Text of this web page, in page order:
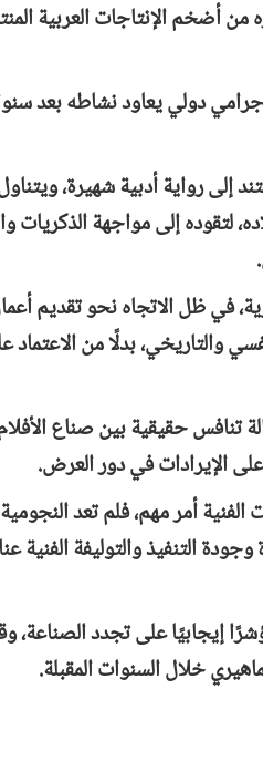
من أضخم الإنتاجات العربية
دولي يعاود نشاطه بعد
إلى رواية أدبية شهيرة،
إلى مواجهة الذكريات
في ظل الاتجاه نحو تقديم
والتاريخي، بدلًا من الاعتماد
تنافس حقيقية بين صناع
الإيرادات في دور العرض.
الفنية أمر مهم، فلم تعد النجومية
التنفيذ والتوليفة الفنية
إيجابيًا على تجدد الصناعة،
خلال السنوات المقبلة.